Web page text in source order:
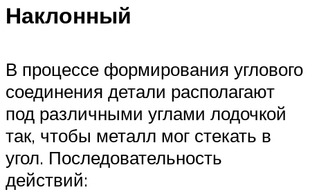
Наклонный
В процессе формирования углового
соединения детали располагают
под различными углами лодочкой
так, чтобы металл мог стекать в
угол. Последовательность
действий: